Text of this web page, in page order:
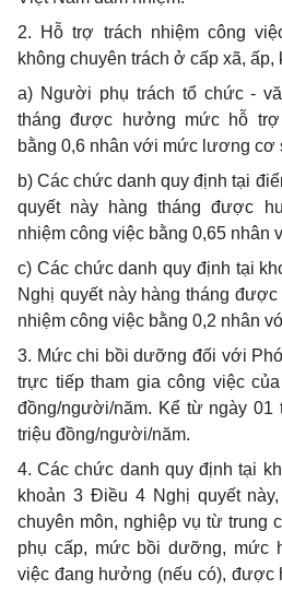
2. Hỗ trợ trách nhiệm công
không chuyên trách ở cấp xã,
a) Người phụ trách tổ chức -
tháng được hưởng mức hỗ
bằng 0,6 nhân với mức lương cơ
b) Các chức danh quy định tại
quyết này hàng tháng được
nhiệm công việc bằng 0,65
c) Các chức danh quy định tại
Nghị quyết này hàng tháng
nhiệm công việc bằng 0,2 nhân
3. Mức chi bồi dưỡng đối với
trực tiếp tham gia công việc
đồng/người/năm. Kể từ ngày 01
triệu đồng/người/năm.
4. Các chức danh quy định tại
khoản 3 Điều 4 Nghị quyết
chuyên môn, nghiệp vụ từ trung
phụ cấp, mức bồi dưỡng, mức
việc đang hưởng (nếu có), được